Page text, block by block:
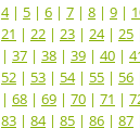
4| 5 | 6 | 7 | 8 | 9 |
21 | 22 | 23 | 24| 25
| 37 | 38 | 39 | 40 |
52 | 53 | 54| 55 | 56
| 68 | 69 | 70 | 71 |
83 | 84| 85 | 86 | 87